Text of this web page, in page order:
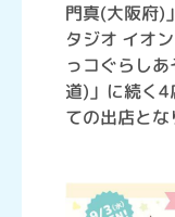
門真(大阪府)
タジオ イオ
っコぐらし
道)」に続く4
ての出店とな